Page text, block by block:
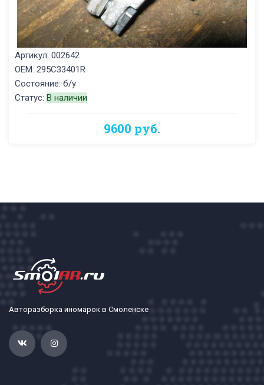
Артикул: 002642
OEM: 295C33401R
Состояние: б/у
Статус: В наличии
9600 руб.
Авторазборка иномарок в Смоленске